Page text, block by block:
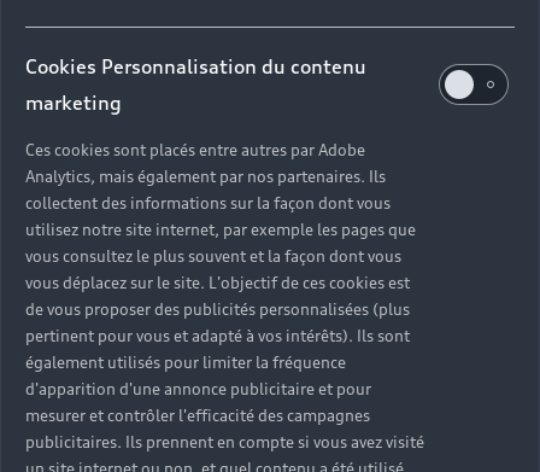
Cookies Personnalisation du contenu
marketing
Ces cookies sont placés entre autres par Adobe
Analytics, mais également par nos partenaires. Ils
collectent des informations sur la façon dont vous
utilisez notre site internet, par exemple les pages que
vous consultez le plus souvent et la façon dont vous
vous déplacez sur le site. L'objectif de ces cookies est
de vous proposer des publicités personnalisées (plus
pertinent pour vous et adapté à vos intérêts). Ils sont
également utilisés pour limiter la fréquence
d'apparition d'une annonce publicitaire et pour
mesurer et contrôler l'efficacité des campagnes
publicitaires. Ils prennent en compte si vous avez visité
un site internet ou non, et quel contenu a été utilisé.